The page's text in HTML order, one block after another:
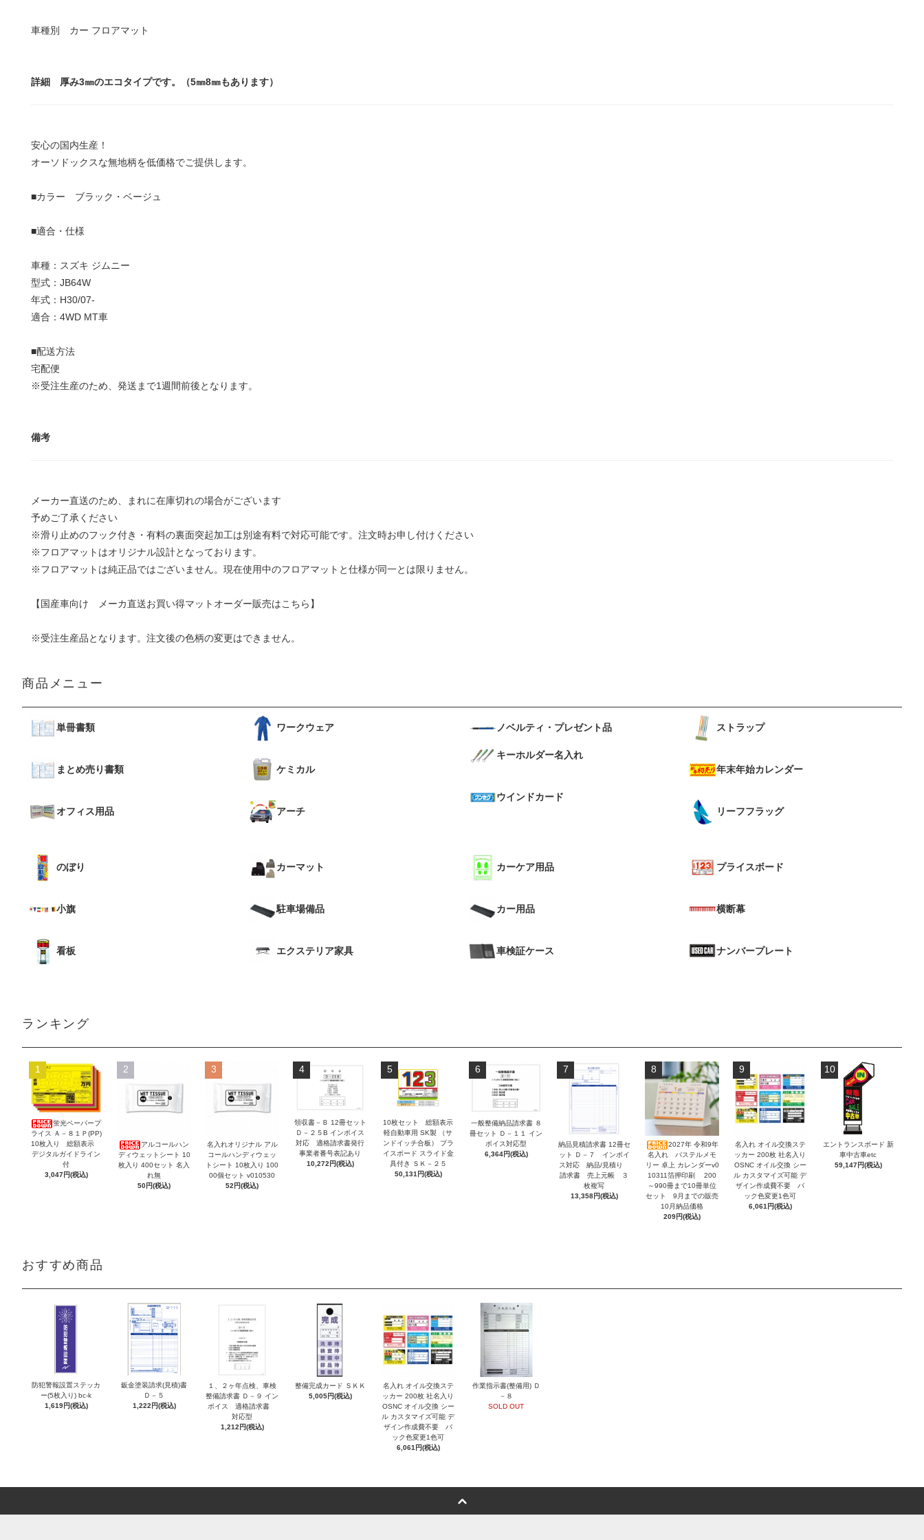
車種別 カー フロアマット
詳細 厚み3㎜のエコタイプです。（5㎜8㎜もあります）
安心の国内生産！
オーソドックスな無地柄を低価格でご提供します。
■カラー ブラック・ベージュ
■適合・仕様
車種：スズキ ジムニー
型式：JB64W
年式：H30/07-
適合：4WD MT車
■配送方法
宅配便
※受注生産のため、発送まで1週間前後となります。
備考
メーカー直送のため、まれに在庫切れの場合がございます
予めご了承ください
※滑り止めのフック付き・有料の裏面突起加工は別途有料で対応可能です。注文時お申し付けください
※フロアマットはオリジナル設計となっております。
※フロアマットは純正品ではございません。現在使用中のフロアマットと仕様が同一とは限りません。
【国産車向け メーカ直送お買い得マットオーダー販売はこちら】
※受注生産品となります。注文後の色柄の変更はできません。
商品メニュー
単冊書類
まとめ売り書類
オフィス用品
ワークウェア
ケミカル
アーチ
ノベルティ・プレゼント品
キーホルダー名入れ
ウインドカード
ストラップ
年末年始カレンダー
リーフフラッグ
のぼり
小旗
看板
カーマット
駐車場備品
エクステリア家具
カーケア用品
カー用品
車検証ケース
プライスボード
横断幕
ナンバープレート
ランキング
1
蛍光ペーパープ
ライス Ａ－８１Ｐ(PP)
10枚入り 総額表示
デジタルガイドライン
付
3,047円(税込)
2
アルコールハン
ディウェットシート 10
枚入り 400セット 名入
れ無
50円(税込)
3
名入れオリジナル アル
コールハンディウェッ
トシート 10枚入り 100
00個セット v010530
52円(税込)
4
領収書－Ｂ 12冊セット
Ｄ－２５B インボイス
対応 適格請求書発行
事業者番号表記あり
10,272円(税込)
5
10枚セット 総額表示
軽自動車用 SK製 （サ
ンドイッチ合板） プラ
イスボード スライド金
具付き ＳＫ－２５
50,131円(税込)
6
一般整備納品請求書 ８
冊セット Ｄ－１１ イン
ボイス対応型
6,364円(税込)
7
納品見積請求書 12冊セ
ット Ｄ－７ インボイ
ス対応 納品/見積り
請求書 売上元帳 ３
枚複写
13,358円(税込)
8
2027年 令和9年
名入れ パステルメモ
リー 卓上 カレンダーv0
10311箔押印刷 200
～990冊まで10冊単位
セット 9月までの販売
10月納品価格
209円(税込)
9
名入れ オイル交換ステ
ッカー 200枚 社名入り
OSNC オイル交換 シー
ル カスタマイズ可能 デ
ザイン作成費不要 バ
ック色変更1色可
6,061円(税込)
10
エントランスボード 新
車中古車etc
59,147円(税込)
おすすめ商品
防犯警報設置ステッカ
ー(5枚入り) bc-k
1,619円(税込)
鈑金塗装請求(見積)書
Ｄ－５
1,222円(税込)
１、２ヶ年点検、車検
整備請求書 Ｄ－９ イン
ボイス 適格請求書
対応型
1,212円(税込)
整備完成カード ＳＫＫ
5,005円(税込)
名入れ オイル交換ステ
ッカー 200枚 社名入り
OSNC オイル交換 シー
ル カスタマイズ可能 デ
ザイン作成費不要 バ
ック色変更1色可
6,061円(税込)
作業指示書(整備用) Ｄ
－８
SOLD OUT